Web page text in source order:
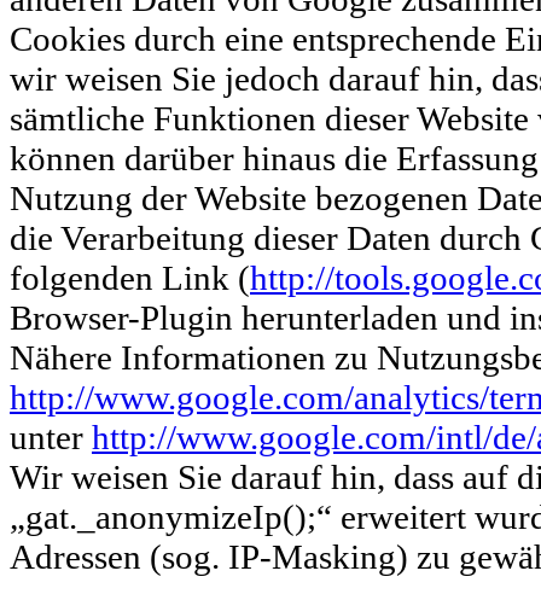
Cookies durch eine entsprechende
wir weisen Sie jedoch darauf hin,
sämtliche Funktionen dieser
können darüber hinaus die
Nutzung der Website bezogenen
die Verarbeitung dieser Daten
folgenden Link (http://
Browser-Plugin herunterladen und
Nähere Informationen zu
http://www.google.com/analytics/
unter http://www.google.com/intl/
Wir weisen Sie darauf hin, dass auf
„gat._anonymizeIp();“ erweitert
Adressen (sog. IP-Masking) zu